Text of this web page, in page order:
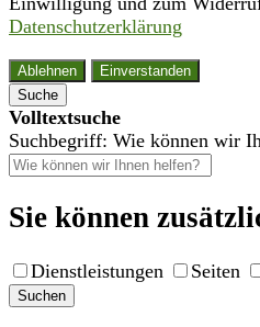
Datenschutzerklärung
Ablehnen
Einverstanden
Suche
Volltextsuche
Suchbegriff: Wie können wir
Sie können
Dienstleistungen Seiten
Suchen